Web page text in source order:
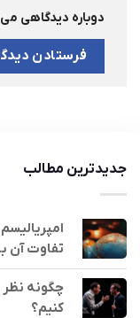
دوباره دیدگاهی
جدیدترین مطالب
تفاوت آن
چگونه نظر
کنیم؟